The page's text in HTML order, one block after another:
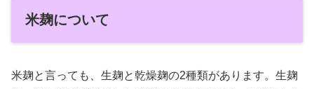
米麹について
米麹と言っても、生麹と乾燥麹の2種類があります。生麹